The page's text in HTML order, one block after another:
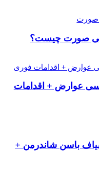
صورت چیست؟
عوارض + اقدامات
باسن شاندرمن +